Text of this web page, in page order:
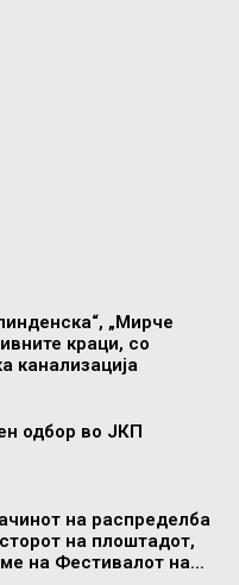
„Мирче
краци, со
канализација
одбор во ЈКП
на распределба
на плоштадот,
на Фестивалот на...